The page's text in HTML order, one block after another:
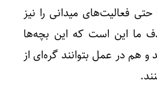
حتی فعالیت‌های میدانی را نیز
ما این است که این بچه‌ها
هم در عمل بتوانند گره‌ای از